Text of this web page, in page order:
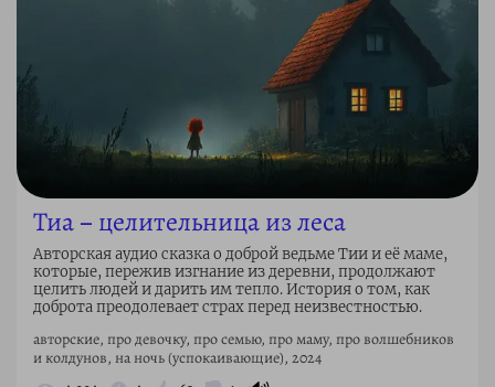
Тиа – целительница из леса
Авторская аудио сказка о доброй ведьме Тии и её маме,
которые, пережив изгнание из деревни, продолжают
целить людей и дарить им тепло. История о том, как
доброта преодолевает страх перед неизвестностью.
авторские, про девочку, про семью, про маму, про волшебников
и колдунов, на ночь (успокаивающие), 2024